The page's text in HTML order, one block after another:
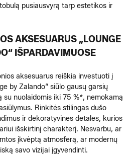
pusiausvyrą tarp estetikos ir
AKSESUARUS „LOUNGE
IŠPARDAVIMUOSE
aksesuarus reiškia investuoti į
by Zalando“ siūlo gausų garsių
su nuolaidomis iki 75 %*, nemokamą
Rinkitės stilingas dušo
ir dekoratyvines detales, kurios
išskirtinį charakterį. Nesvarbu, ar
įkvėptą atmosferą, ar modernų
savo vizijai įgyvendinti.